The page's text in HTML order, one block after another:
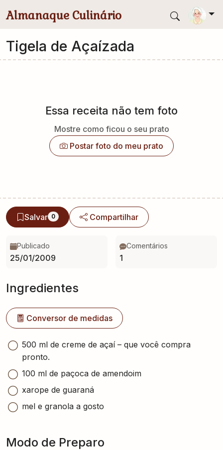
Almanaque Culinário
Tigela de Açaízada
Essa receita não tem foto
Mostre como ficou o seu prato
Postar foto do meu prato
Salvar 0 Compartilhar
Publicado
25/01/2009
Comentários
1
Ingredientes
Conversor de medidas
500 ml de creme de açaí – que você compra
pronto.
100 ml de paçoca de amendoim
xarope de guaraná
mel e granola a gosto
Modo de Preparo